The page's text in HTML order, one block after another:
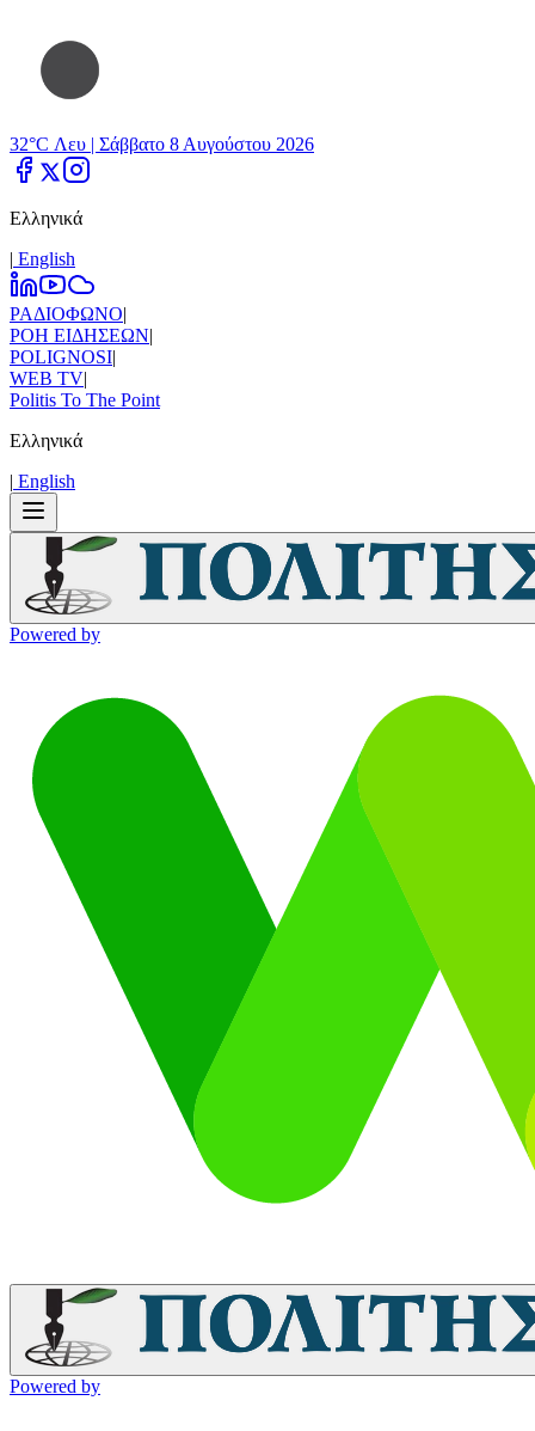
32°C Λευ | Σάββατο 8 Αυγούστου 2026
Ελληνικά
| Εnglish
ΡΑΔΙΟΦΩΝΟ|
ΡΟΗ ΕΙΔΗΣΕΩΝ|
POLIGNOSI|
WEB TV|
Politis To The Point
Ελληνικά
| Εnglish
Powered by
Powered by